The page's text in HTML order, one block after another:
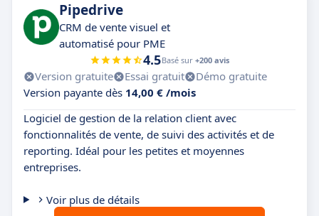
Pipedrive
CRM de vente visuel et
automatisé pour PME
4.5Basé sur +200 avis
Version gratuite Essai gratuit
Démo gratuite
Version payante dès 14,00 € /mois
Logiciel de gestion de la relation client avec
fonctionnalités de vente, de suivi des activités et de
reporting. Idéal pour les petites et moyennes
entreprises.
Voir plus de détails